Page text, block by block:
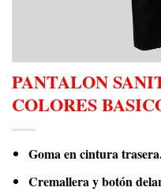
PANTALON
COLORES
Goma en cintura
Cremallera y botón